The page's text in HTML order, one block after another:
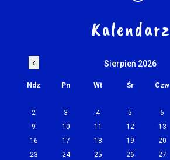
Kalendarz
‹ Sierpień 2026
Ndz Pn Wt Śr Czw
2
3 4 5 6
9
10 11 12 13
16
17 18 19 20
23
24 25 26 27